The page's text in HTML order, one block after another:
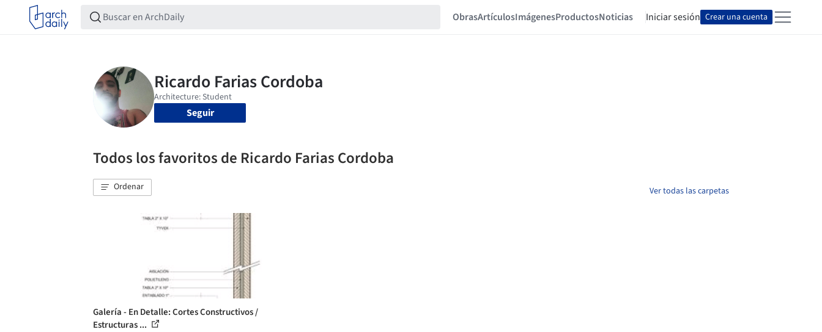
ObrasArtículosImágenesProductosNoticias Iniciar sesión Crear una cuenta
Seguir
Todos los favoritos de Ricardo Farias Cordoba
Ordenar Ver todas las carpetas
Galería - En Detalle: Cortes Constructivos /
Estructuras ...